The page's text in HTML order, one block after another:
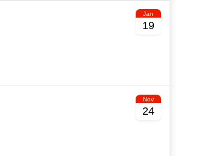
Jan
19
Nov
24